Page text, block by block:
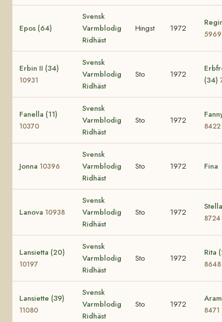
Epos (64)
Svensk
Varmblodig
Ridhäst
Hingst 1972
5969
Erbin II (34)
10931
Svensk
Varmblodig
Ridhäst
Sto 1972
(34)
Fanella (11)
10370
Svensk
Varmblodig
Ridhäst
Sto 1972
8422
Jonna 10396
Svensk
Varmblodig
Ridhäst
Sto 1972 Fina
Lanova 10938
Svensk
Varmblodig
Ridhäst
Sto 1972
8724
Lansietta (20)
10197
Svensk
Varmblodig
Ridhäst
Sto 1972
Rita
8648
Lansiette (39)
11080
Svensk
Varmblodig
Ridhäst
Sto 1972
8471